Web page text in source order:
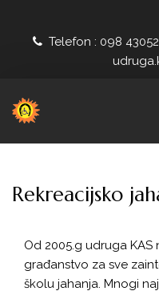
Telefon : 098
POČETNA
PROJEKTI
ZAŽELI U KAS-U
Rekreacijsko
Od 2005.g udruga
građanstvo za sve
školu jahanja. Mnogi